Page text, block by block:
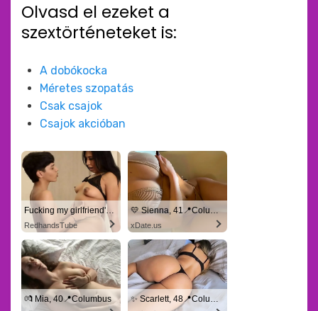
Olvasd el ezeket a
szextörténeteket is:
A dobókocka
Méretes szopatás
Csak csajok
Csajok akcióban
Fucking my girlfriend's hot mommy by mistake
RedhandsTube
💛 Sienna, 41📍Columbus
xDate.us
💏 Mia, 40📍Columbus ✨ Scarlett, 48📍Columbus